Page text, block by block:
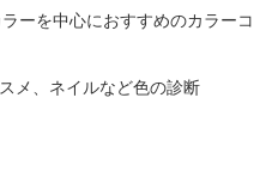
ーを中心におすすめのカラーコ
メ、ネイルなど色の診断